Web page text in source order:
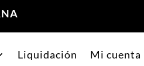
Liquidación Mi cuenta